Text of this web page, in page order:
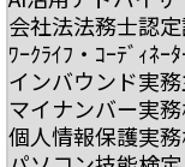
会社法法務士認
ﾜｰｸﾗｲﾌ・ｺｰﾃﾞｨﾈｰ
インバウンド実
マイナンバー実
個人情報保護実